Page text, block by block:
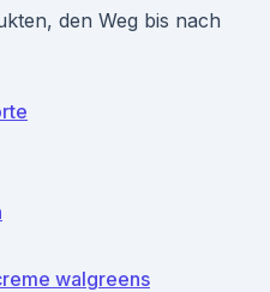
den Weg bis nach
walgreens